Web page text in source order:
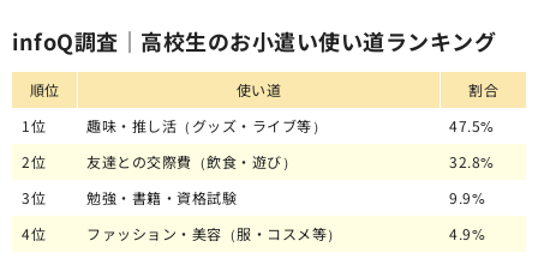
infoQ調査｜高校生のお小遣い使い道ランキング
順位 使い道
割合
1位
趣味・推し活（グッズ・ライブ等）
47.5%
2位
友達との交際費（飲食・遊び）
32.8%
3位
勉強・書籍・資格試験
9.9%
4位
ファッション・美容（服・コスメ等）
4.9%